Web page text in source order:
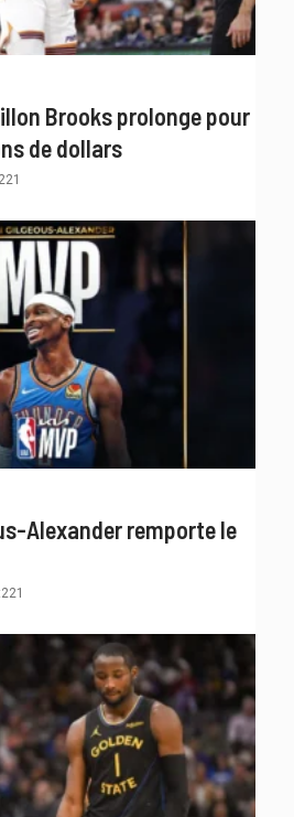
Brooks prolonge pour
de dollars
Alexander remporte le